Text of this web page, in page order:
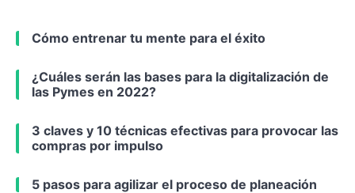
Cómo entrenar tu mente para el éxito
¿Cuáles serán las bases para la digitalización de
las Pymes en 2022?
3 claves y 10 técnicas efectivas para provocar las
compras por impulso
5 pasos para agilizar el proceso de planeación